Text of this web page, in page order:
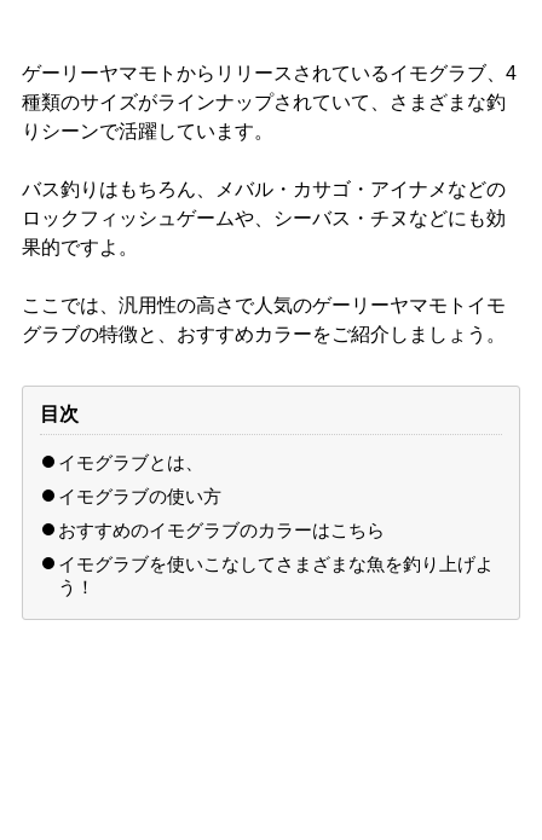
ゲーリーヤマモトからリリースされているイモグラブ、4
種類のサイズがラインナップされていて、さまざまな釣
りシーンで活躍しています。
バス釣りはもちろん、メバル・カサゴ・アイナメなどの
ロックフィッシュゲームや、シーバス・チヌなどにも効
果的ですよ。
ここでは、汎用性の高さで人気のゲーリーヤマモトイモ
グラブの特徴と、おすすめカラーをご紹介しましょう。
目次
イモグラブとは、
イモグラブの使い方
おすすめのイモグラブのカラーはこちら
イモグラブを使いこなしてさまざまな魚を釣り上げよ
う！